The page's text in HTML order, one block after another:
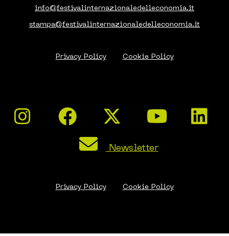
info@festivalinternazionaledelleconomia.it
stampa@festivalinternazionaledelleconomia.it
Privacy Policy Cookie Policy
Newsletter
Privacy Policy Cookie Policy